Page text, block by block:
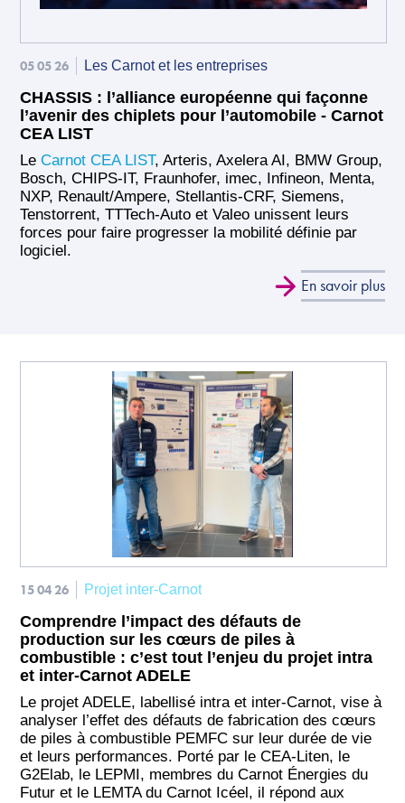
05 05 26 Les Carnot et les entreprises
CHASSIS : l’alliance européenne qui façonne
l’avenir des chiplets pour l’automobile - Carnot
CEA LIST
LeCarnot CEA LIST, Arteris, Axelera AI, BMW Group,
Bosch, CHIPS-IT, Fraunhofer, imec, Infineon, Menta,
NXP, Renault/Ampere, Stellantis-CRF, Siemens,
Tenstorrent, TTTech-Auto et Valeo unissent leurs
forces pour faire progresser la mobilité définie par
logiciel.
En savoir plus
15 04 26 Projet inter-Carnot
Comprendre l’impact des défauts de
production sur les cœurs de piles à
combustible : c’est tout l’enjeu du projet intra
et inter-Carnot ADELE
Le projet ADELE, labellisé intra et inter-Carnot, vise à
analyser l’effet des défauts de fabrication des cœurs
de piles à combustible PEMFC sur leur durée de vie
et leurs performances. Porté par le CEA-Liten, le
G2Elab, le LEPMI, membres du Carnot Énergies du
Futur et le LEMTA du Carnot Icéel, il répond aux